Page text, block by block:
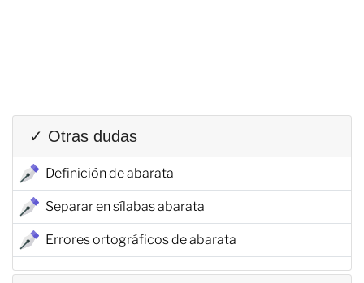
✓ Otras dudas
Definición de abarata
Separar en sílabas abarata
Errores ortográficos de abarata